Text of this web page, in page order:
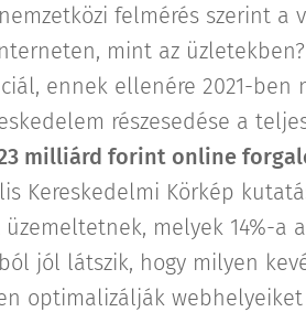
felmérés szerint a
mint az
ennek ellenére 2021-ben
részesedése a
milliárd forint online
Kereskedelmi Körkép
üzemeltetnek, melyek 14%-
jól látszik, hogy milyen
optimalizálják